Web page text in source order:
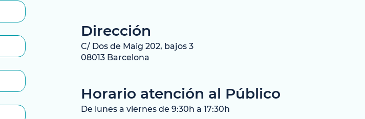
Dirección
C/ Dos de Maig 202, bajos 3
08013 Barcelona
Horario atención al Público
De lunes a viernes de 9:30h a 17:30h